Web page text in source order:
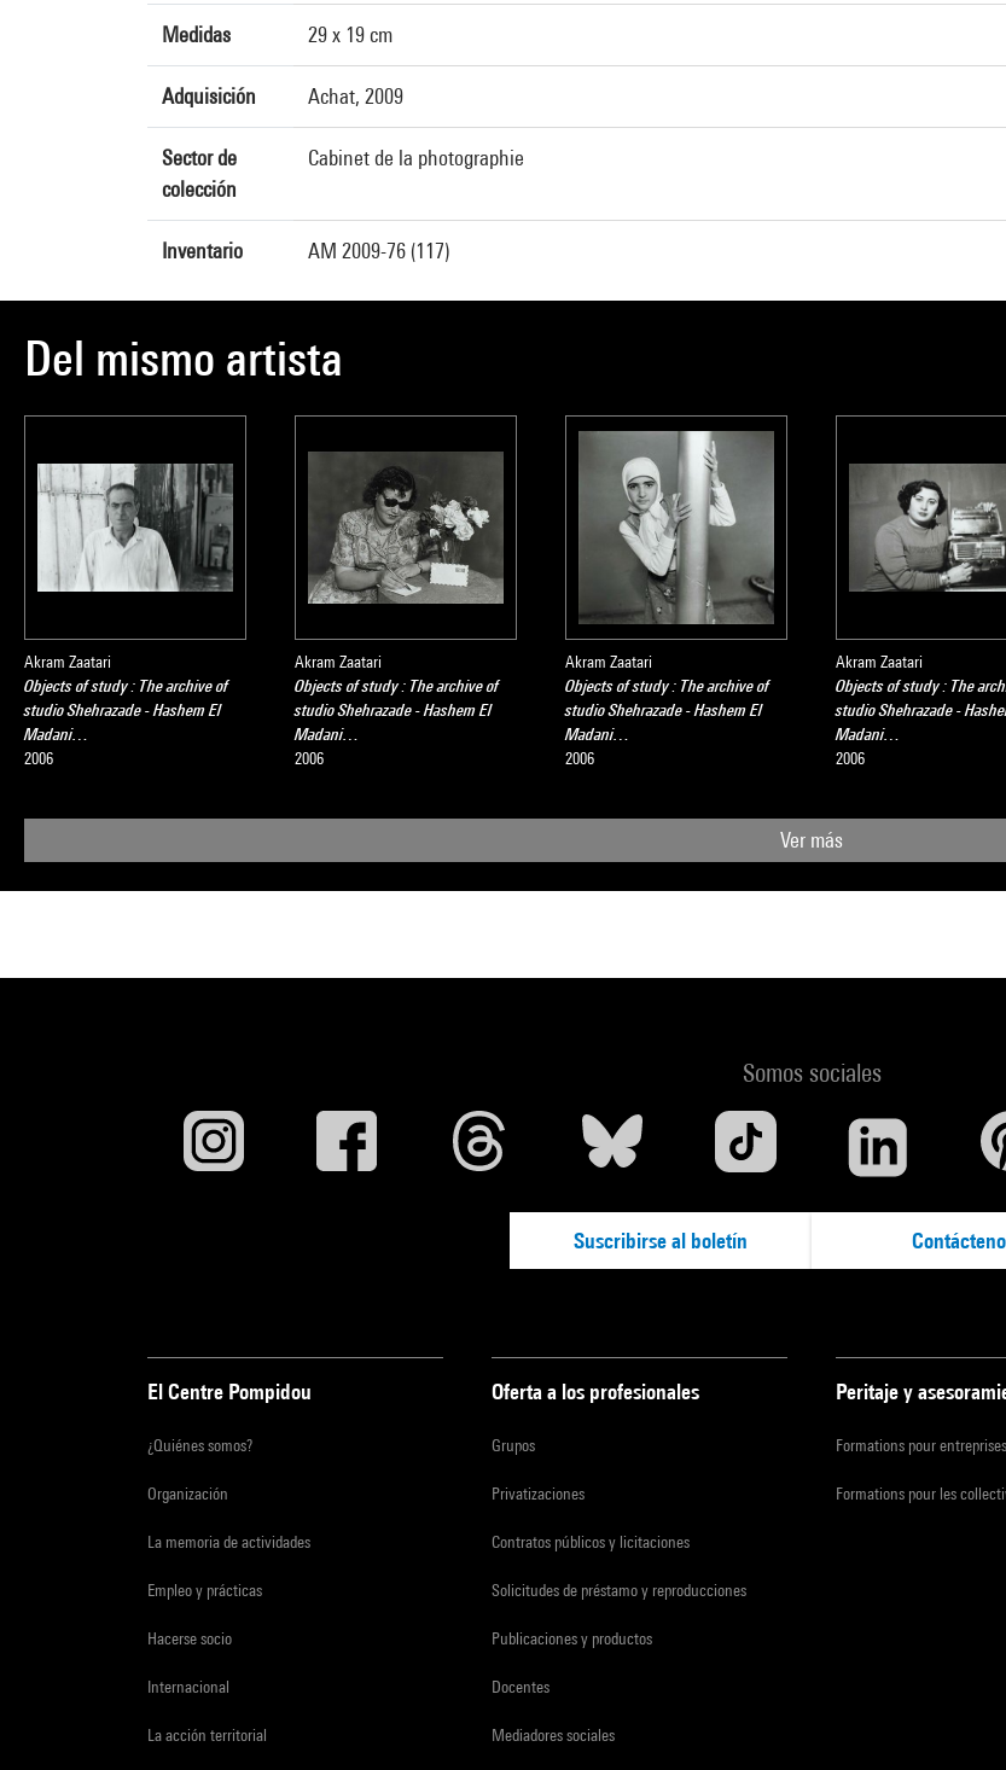
Medidas 29 x 19 cm
Adquisición Achat, 2009
Sector de
colección
Cabinet de la photographie
Inventario AM 2009-76 (117)
Del mismo artista
Akram Zaatari
Objects of study : The archive of
studio Shehrazade - Hashem El
Madani…
2006
Akram Zaatari
Objects of study : The archive of
studio Shehrazade - Hashem El
Madani…
2006
Akram Zaatari
Objects of study : The archive of
studio Shehrazade - Hashem El
Madani…
2006
Akram Zaatari
Objects of study : The
studio Shehrazade -
Madani…
2006
Ver más
Somos sociales
Suscribirse al boletín
El Centre Pompidou
¿Quiénes somos?
Organización
La memoria de actividades
Empleo y prácticas
Hacerse socio
Internacional
La acción territorial
Oferta a los profesionales
Grupos
Privatizaciones
Contratos públicos y licitaciones
Solicitudes de préstamo y reproducciones
Publicaciones y productos
Docentes
Mediadores sociales
Peritaje y
Formations pour entreprises
Formations pour les